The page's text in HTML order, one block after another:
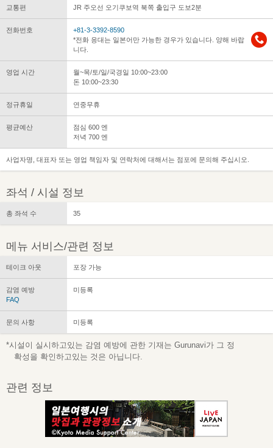
교통편 JR 주오선 오기쿠보역 북쪽 출입구 도보2분
전화번호
+81-3-3392-8590
*전화 응대는 일본어만 가능한 경우가 있습니다. 양해 바랍
니다.
영업 시간
월~목/토/일/국경일 10:00~23:00
돈 10:00~23:30
정규휴일 연중무휴
평균예산
점심 600 엔
저녁 700 엔
사업자명, 대표자 또는 영업 책임자 및 연락처에 대해서는 점포에 문의해 주십시오.
좌석 / 시설 정보
총 좌석 수 35
메뉴 서비스/관련 정보
테이크 아웃 포장 가능
감염 예방
FAQ
미등록
문의 사항 미등록
*시설이 실시하고있는 감염 예방에 관한 기재는 Gurunavi가 그 정
확성을 확인하고있는 것은 아닙니다.
관련 정보